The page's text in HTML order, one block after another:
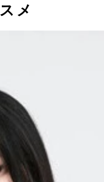
スキンケアミル
ト製薬「肌ラボ
メ